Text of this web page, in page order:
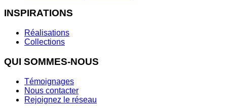
INSPIRATIONS
Réalisations
Collections
QUI SOMMES-NOUS
Témoignages
Nous contacter
Rejoignez le réseau